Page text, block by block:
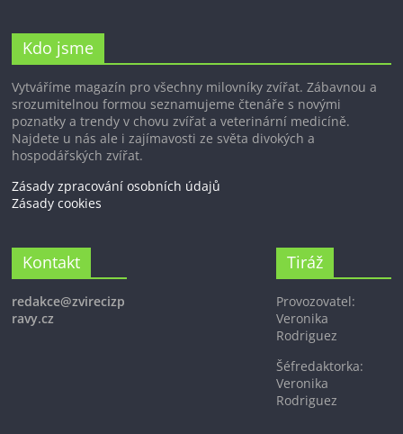
Kdo jsme
Vytváříme magazín pro všechny milovníky zvířat. Zábavnou a
srozumitelnou formou seznamujeme čtenáře s novými
poznatky a trendy v chovu zvířat a veterinární medicíně.
Najdete u nás ale i zajímavosti ze světa divokých a
hospodářských zvířat.
Zásady zpracování osobních údajů
Zásady cookies
Kontakt
redakce@zvirecizp
ravy.cz
Tiráž
Provozovatel:
Veronika
Rodriguez
Šéfredaktorka:
Veronika
Rodriguez